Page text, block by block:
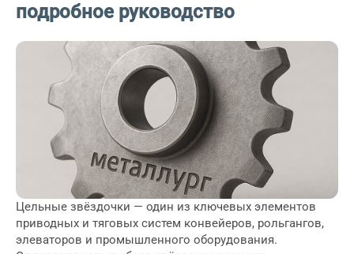
подробное руководство
Цельные звёздочки — один из ключевых элементов
приводных и тяговых систем конвейеров, рольгангов,
элеваторов и промышленного оборудования.